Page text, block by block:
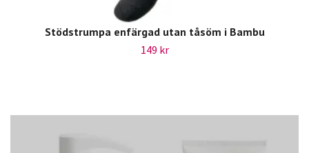
Stödstrumpa enfärgad utan tåsöm i Bambu
149 kr